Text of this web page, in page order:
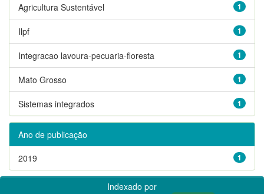
1
Agricultura Sustentável
1
Ilpf
1
Integracao lavoura-pecuaria-floresta
1
Mato Grosso
1
Sistemas integrados
Ano de publicação
1
2019
Indexado por